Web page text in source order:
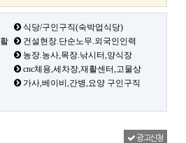
식당/구인구직(숙박업식당)
건설현장.단순노무.외국인인력
농장.농사,목장.낚시터,양식장
cnc체용,세차장,재활센터,고물상
가사,베이비,간병,요양 구인구직
광고신청